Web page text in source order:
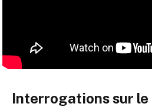
Interrogations sur le